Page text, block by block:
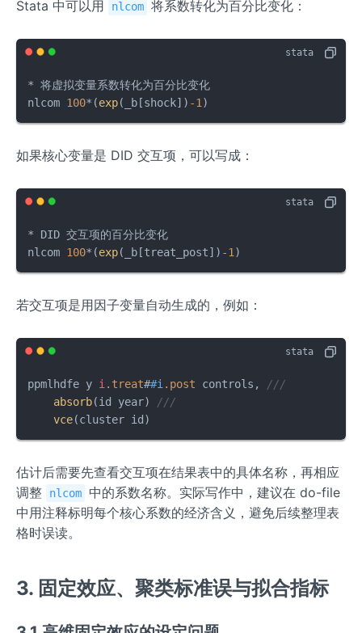
Stata 中可以用 nlcom 将系数转化为百分比变化：
* 将虚拟变量系数转化为百分比变化
nlcom 100*(exp(_b[shock]) -1)
如果核心变量是 DID 交互项，可以写成：
* DID 交互项的百分比变化
nlcom 100*(exp(_b[treat_post]) -1)
若交互项是用因子变量自动生成的，例如：
ppmlhdfe y i.treat##i.post controls, ///
absorb(id year) ///
vce(cluster id)
估计后需要先查看交互项在结果表中的具体名称，再相应
调整
nlcom
中的系数名称。实际写作中，建议在 do-file
中用注释标明每个核心系数的经济含义，避免后续整理表
格时误读。
3. 固定效应、聚类标准误与拟合指标